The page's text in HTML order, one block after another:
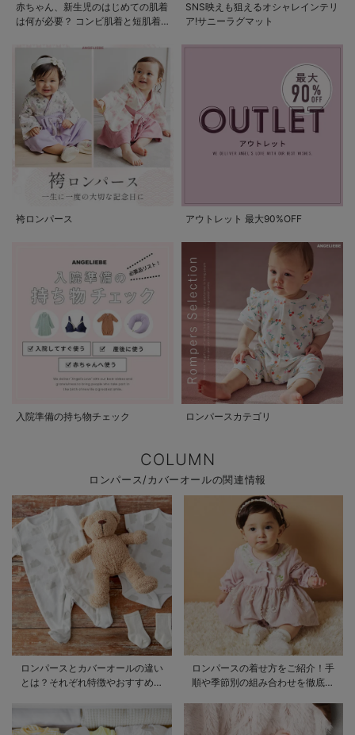
赤ちゃん、新生児のはじめての肌着
は何が必要？ コンビ肌着と短肌着
SNS映えも狙えるオシャレインテリ
ア!サニーラグマット
袴ロンパース アウトレット 最大90%OFF
入院準備の持ち物チェック ロンパースカテゴリ
COLUMN
ロンパース/カバーオールの関連情報
ロンパースとカバーオールの違い
とは？それぞれ特徴やおすすめ商
ロンパースの着せ方をご紹介！手
順や季節別の組み合わせを徹底解